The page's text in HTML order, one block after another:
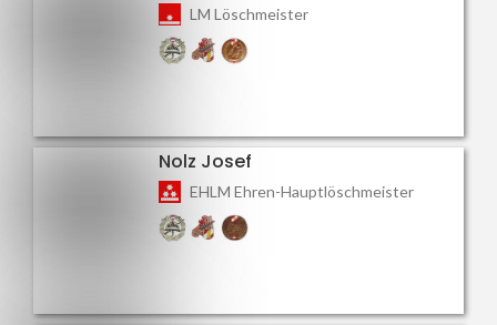
LM Löschmeister
Nolz Josef
EHLM Ehren-Hauptlöschmeister